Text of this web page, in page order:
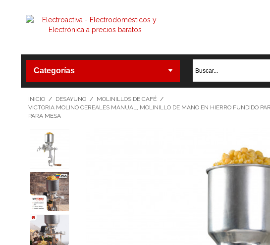
Categorías
INICIO / DESAYUNO / MOLINILLOS DE CAFÉ /
VICTORIA MOLINO CEREALES MANUAL, MOLINILLO DE MANO EN HIERRO FUNDIDO
PARA MESA